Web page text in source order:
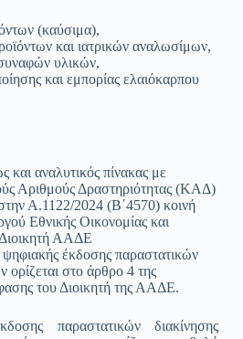
(καύσιμα),
και ιατρικών αναλωσίμων,
υλικών,
και εμπορίας ελαιόκαρπου
αναλυτικός πίνακας με
Αριθμούς Δραστηριότητας (ΚΑΔ)
Α.1122/2024 (Β΄4570) κοινή
Εθνικής Οικονομίας και
ΑΑΔΕ
έκδοσης παραστατικών
ορίζεται στο άρθρο 4 της
του Διοικητή της ΑΑΔΕ.
παραστατικών διακίνησης